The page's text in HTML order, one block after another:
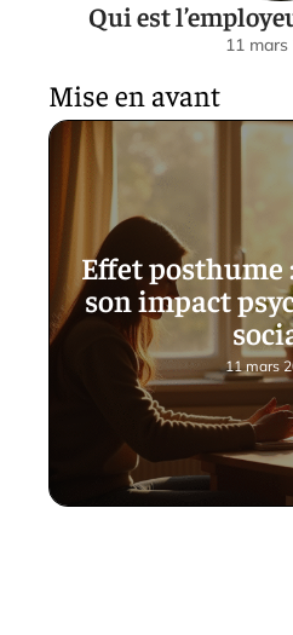
Qui est
11 mars
Mise en avant
Effet posthume
son impact
11 mars